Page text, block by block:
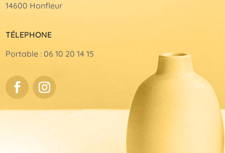
14600 Honfleur
TÉLEPHONE
Portable : 06 10 20 14 15